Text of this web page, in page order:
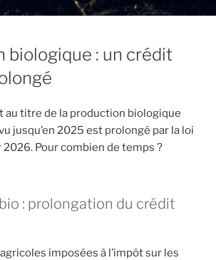
biologique : un crédit
au titre de la production biologique
jusqu’en 2025 est prolongé par la loi
Pour combien de temps ?
: prolongation du crédit
imposées à l’impôt sur les